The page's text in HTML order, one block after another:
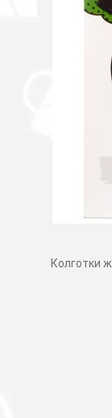
Колготки